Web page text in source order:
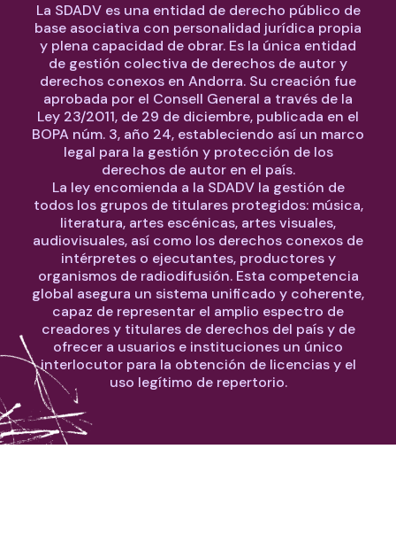
La SDADV es una entidad de derecho público de
base asociativa con personalidad jurídica propia
y plena capacidad de obrar. Es la única entidad
de gestión colectiva de derechos de autor y
derechos conexos en Andorra. Su creación fue
aprobada por el Consell General a través de la
Ley 23/2011, de 29 de diciembre, publicada en el
BOPA núm. 3, año 24, estableciendo así un marco
legal para la gestión y protección de los
derechos de autor en el país.
La ley encomienda a la SDADV la gestión de
todos los grupos de titulares protegidos: música,
literatura, artes escénicas, artes visuales,
audiovisuales, así como los derechos conexos de
intérpretes o ejecutantes, productores y
organismos de radiodifusión. Esta competencia
global asegura un sistema unificado y coherente,
capaz de representar el amplio espectro de
creadores y titulares de derechos del país y de
ofrecer a usuarios e instituciones un único
interlocutor para la obtención de licencias y el
uso legítimo de repertorio.